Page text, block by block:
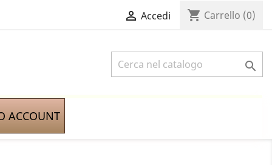
 Accedi shopping_cart Carrello (0)

ACCOUNT